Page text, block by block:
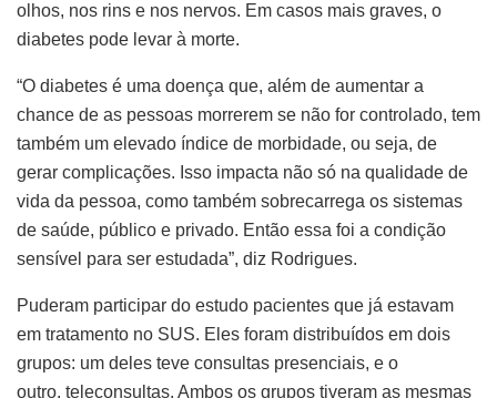
olhos, nos rins e nos nervos. Em casos mais graves, o
diabetes pode levar à morte.
“O diabetes é uma doença que, além de aumentar a
chance de as pessoas morrerem se não for controlado, tem
também um elevado índice de morbidade, ou seja, de
gerar complicações. Isso impacta não só na qualidade de
vida da pessoa, como também sobrecarrega os sistemas
de saúde, público e privado. Então essa foi a condição
sensível para ser estudada”, diz Rodrigues.
Puderam participar do estudo pacientes que já estavam
em tratamento no SUS. Eles foram distribuídos em dois
grupos: um deles teve consultas presenciais, e o
outro, teleconsultas. Ambos os grupos tiveram as mesmas